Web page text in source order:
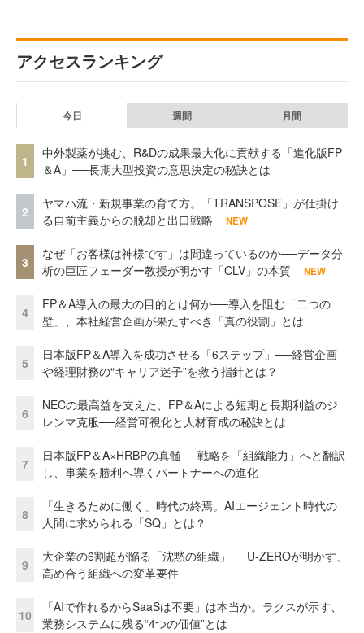
アクセスランキング
今日 週間 月間
1
中外製薬が挑む、R&Dの成果最大化に貢献する「進化版FP
＆A」──長期大型投資の意思決定の秘訣とは
2
ヤマハ流・新規事業の育て方。「TRANSPOSE」が仕掛け
る自前主義からの脱却と出口戦略
NEW
3
なぜ「お客様は神様です」は間違っているのか──データ分
析の巨匠フェーダー教授が明かす「CLV」の本質
NEW
4
FP＆A導入の最大の目的とは何か──導入を阻む「二つの
壁」、本社経営企画が果たすべき「真の役割」とは
5
日本版FP＆A導入を成功させる「6ステップ」──経営企画
や経理財務の“キャリア迷子”を救う指針とは？
6
NECの最高益を支えた、FP＆Aによる短期と長期利益のジ
レンマ克服──経営可視化と人材育成の秘訣とは
7
日本版FP＆A×HRBPの真髄──戦略を「組織能力」へと翻訳
し、事業を勝利へ導くパートナーへの進化
8
「生きるために働く」時代の終焉。AIエージェント時代の
人間に求められる「SQ」とは？
9
大企業の6割超が陥る「沈黙の組織」──U-ZEROが明かす、
高め合う組織への変革要件
10
「AIで作れるからSaaSは不要」は本当か。ラクスが示す、
業務システムに残る“4つの価値”とは